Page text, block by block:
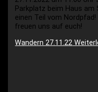
Parkplatz beim Haus am
einen Teil vom
freuen uns auf euch!
Wandern 27.11.22